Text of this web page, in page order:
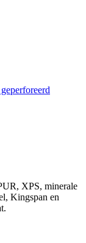
XPS, minerale
Kingspan en